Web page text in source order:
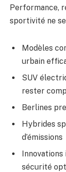
Performance,
sportivité ne
Modèles
urbain
SUV
rester
Berlines
Hybrides
d’émissions
sécurité